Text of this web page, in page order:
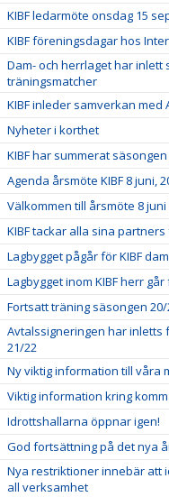
KIBF ledarmöte onsdag 15
KIBF föreningsdagar hos
Dam- och herrlaget har inlett
träningsmatcher
KIBF inleder samverkan med
Nyheter i korthet
KIBF har summerat säsongen
Agenda årsmöte KIBF 8 juni,
Välkommen till årsmöte 8 juni
KIBF tackar alla sina
Lagbygget pågår för KIBF dam
Lagbygget inom KIBF herr
Fortsatt träning säsongen
Avtalssigneringen har inletts
21/22
Ny viktig information till våra
Viktig information kring
Idrottshallarna öppnar igen!
God fortsättning på det nya
Nya restriktioner innebär att
all verksamhet